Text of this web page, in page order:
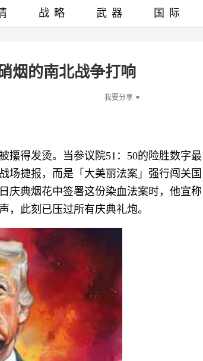
烟的南北战争打响
我要分享
攥得发烫。当参议院51：50的险胜数字最
捷报，而是「大美丽法案」强行闯关国
庆典烟花中签署这份染血法案时，他宣称
，此刻已压过所有庆典礼炮。
战略 武器 国际